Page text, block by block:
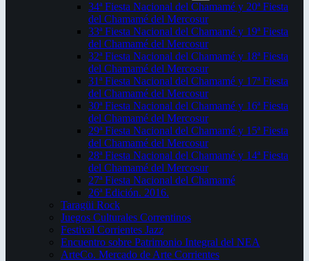
34ª Fiesta Nacional del Chamamé y 20ª Fiesta
del Chamamé del Mercosur
33ª Fiesta Nacional del Chamamé y 19ª Fiesta
del Chamamé del Mercosur
32ª Fiesta Nacional del Chamamé y 18ª Fiesta
del Chamamé del Mercosur
31ª Fiesta Nacional del Chamamé y 17ª Fiesta
del Chamamé del Mercosur
30ª Fiesta Nacional del Chamamé y 16ª Fiesta
del Chamamé del Mercosur
29ª Fiesta Nacional del Chamamé y 15ª Fiesta
del Chamamé del Mercosur
28ª Fiesta Nacional del Chamamé y 14ª Fiesta
del Chamamé del Mercosur
27ª Fiesta Nacional del Chamamé
26ª Edición. 2016.
Taragüi Rock
Juegos Culturales Correntinos
Festival Corrientes Jazz
Encuentro sobre Patrimonio Integral del NEA
ArteCo. Mercado de Arte Corrientes